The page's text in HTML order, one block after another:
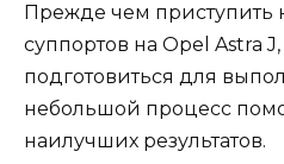
Прежде чем приступить
суппортов на Opel Astra
подготовиться для
небольшой процесс
наилучших результатов.